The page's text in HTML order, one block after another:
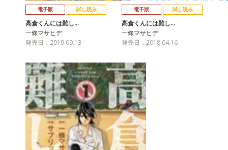
電子版 試し読み
高倉くんには難し…
一條マサヒデ
発売日：2019.09.13
電子版 試し読み
高倉くんには難し…
一條マサヒデ
発売日：2018.04.16